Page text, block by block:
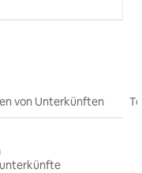
von Unterkünften